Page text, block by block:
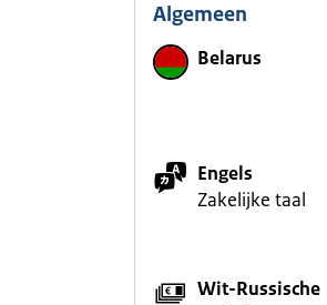
Algemeen
Belarus
Engels
Zakelijke taal
Wit-Russische